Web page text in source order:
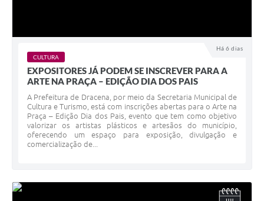
Há 6 dias
CULTURA
EXPOSITORES JÁ PODEM SE INSCREVER PARA A
ARTE NA PRAÇA – EDIÇÃO DIA DOS PAIS
A Prefeitura de Dracena, por meio da Secretaria Municipal de
Cultura e Turismo, está com inscrições abertas para o Arte na
Praça – Edição Dia dos Pais, evento que tem como objetivo
valorizar os artistas plásticos e artesãos do município,
oferecendo um espaço para exposição, divulgação e
comercialização de...